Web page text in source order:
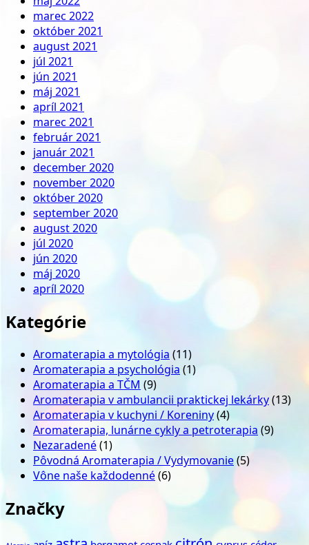
marec 2022
október 2021
august 2021
júl 2021
jún 2021
máj 2021
apríl 2021
marec 2021
február 2021
január 2021
december 2020
november 2020
október 2020
september 2020
august 2020
júl 2020
jún 2020
máj 2020
apríl 2020
Kategórie
Aromaterapia a mytológia (11)
Aromaterapia a psychológia (1)
Aromaterapia a TČM (9)
Aromaterapia v ambulancii praktickej lekárky(13)
Aromaterapia v kuchyni / Koreniny(4)
Aromaterapia, lunárne cykly a petroterapia (9)
Nezaradené(1)
Pôvodná Aromaterapia / Vydymovanie(5)
Vône naše každodenné(6)
Značky